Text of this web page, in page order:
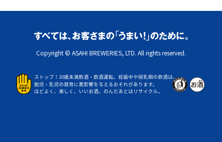
Copyright © ASAHI BREWERIES, LTD. All rights reserved.